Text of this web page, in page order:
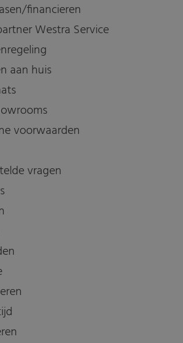
financieren
Westra Service
aan huis
voorwaarden
vragen